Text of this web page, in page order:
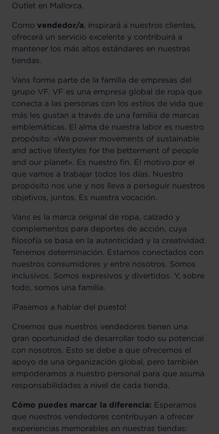
Outlet en Mallorca.
Como vendedor/a, inspirará a nuestros clientes,
ofrecerá un servicio excelente y contribuirá a
mantener los más altos estándares en nuestras
tiendas.
Vans forma parte de la familia de empresas del
grupo VF. VF es una empresa global de ropa que
conecta a las personas con los estilos de vida que
más les gustan a través de una familia de marcas
emblemáticas. El alma de nuestra labor es nuestro
propósito: «We power movements of sustainable
and active lifestyles for the betterment of people
and our planet». Es nuestro fin. El motivo por el
que vamos a trabajar todos los días. Nuestro
propósito nos une y nos lleva a perseguir nuestros
objetivos, juntos. Es nuestra vocación.
Vans es la marca original de ropa, calzado y
complementos para deportes de acción, cuya
filosofía se basa en la autenticidad y la creatividad.
Tenemos determinación. Estamos conectados con
nuestros consumidores y entre nosotros. Somos
inclusivos. Somos expresivos y divertidos. Y, sobre
todo, somos una familia.
¡Pasemos a hablar del puesto!
Creemos que nuestros vendedores tienen una
gran oportunidad de desarrollar todo su potencial
con nosotros. Esto se debe a que ofrecemos el
apoyo de una organización global, pero también
empoderamos a nuestro personal para que asuma
responsabilidades a nivel de cada tienda.
Cómo puedes marcar la diferencia: Esperamos
que nuestros vendedores contribuyan a ofrecer
experiencias memorables en nuestras tiendas: